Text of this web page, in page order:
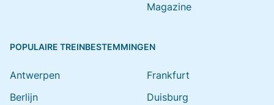
Magazine
POPULAIRE TREINBESTEMMINGEN
Antwerpen
Berlijn
Frankfurt
Duisburg